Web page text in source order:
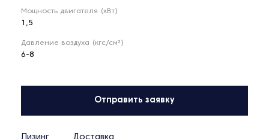
Мощность двигателя (кВт)
1,5
Давление воздуха (кгс/см²)
6-8
Отправить заявку